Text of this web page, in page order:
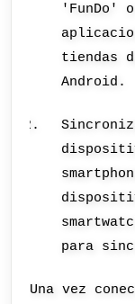
'FunDo'
tiendas
Android.
para
Una vez